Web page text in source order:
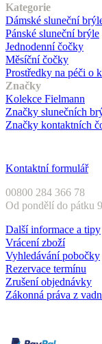
Kategorie
Dámské sluneční
Pánské sluneční brýle
Jednodenní čočky
Měsíční čočky
Prostředky na péči o
Značky
Kolekce Fielmann
Značky slunečních
Značky kontaktních
Kontaktní formulář
00800 284 366 78
Od pondělí do pátku
Další informace a tipy
Vrácení zboží
Vyhledávání pobočky
Rezervace termínu
Zrušení objednávky
Zákonná práva z